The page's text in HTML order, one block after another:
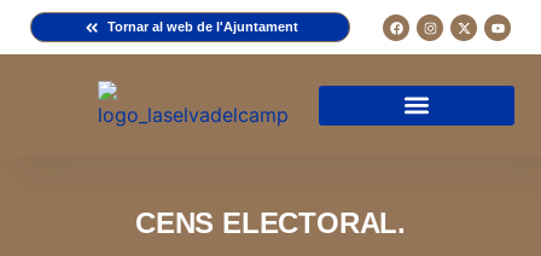
Tornar al web de l'Ajuntament
CENS ELECTORAL.